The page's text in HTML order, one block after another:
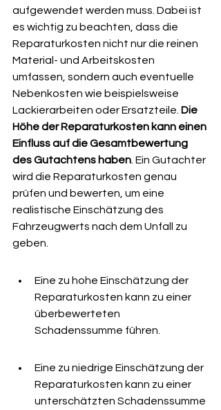
aufgewendet werden muss. Dabei ist
es wichtig zu beachten, dass die
Reparaturkosten nicht nur die reinen
Material- und Arbeitskosten
umfassen, sondern auch eventuelle
Nebenkosten wie beispielsweise
Lackierarbeiten oder Ersatzteile. Die
Höhe der Reparaturkosten kann einen
Einfluss auf die Gesamtbewertung
des Gutachtens haben . Ein Gutachter
wird die Reparaturkosten genau
prüfen und bewerten, um eine
realistische Einschätzung des
Fahrzeugwerts nach dem Unfall zu
geben.
Eine zu hohe Einschätzung der
Reparaturkosten kann zu einer
überbewerteten
Schadenssumme führen.
Eine zu niedrige Einschätzung der
Reparaturkosten kann zu einer
unterschätzten Schadenssumme